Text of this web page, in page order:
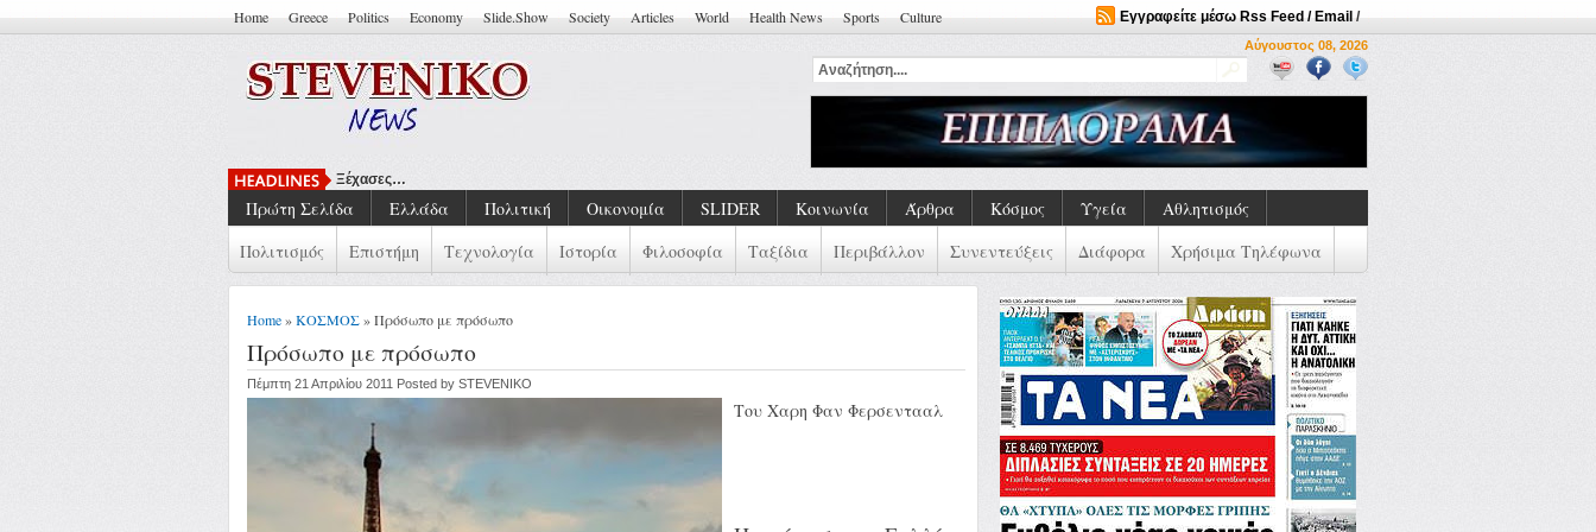
Home Greece Politics Economy Slide.Show Society Articles World Health News Sports Culture Εγγραφείτε μέσω Rss Feed / Email /
Αύγουστος 08, 2026
Ξέχασες…
Πρώτη Σελίδα Ελλάδα Πολιτική Οικονομία SLIDER Κοινωνία Άρθρα Κόσμος Υγεία
Αθλητισμός
Πολιτισμός
Επιστήμη Τεχνολογία Ιστορία Φιλοσοφία Ταξίδια Περιβάλλον Συνεντεύξεις Διάφορα Χρήσιμα Τηλέφωνα
Home»ΚΟΣΜΟΣ» Πρόσωπο με πρόσωπο
Πρόσωπο με πρόσωπο
Πέμπτη 21 Απριλίου 2011 Posted by STEVENIKO
Tου Χαρη Φαν Φερσεντααλ